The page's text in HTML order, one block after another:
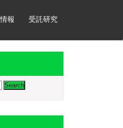
報 受託研究